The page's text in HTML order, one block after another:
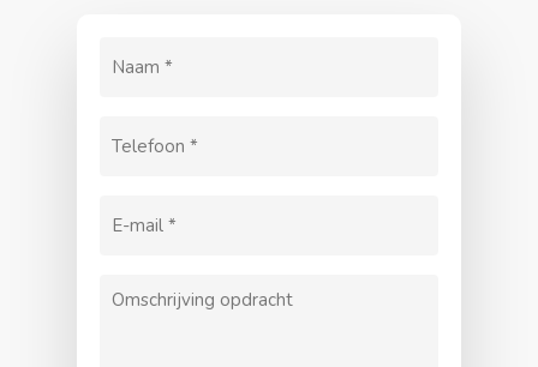
Naam
Telefoon
E-
(Vereist)
Omschrijving